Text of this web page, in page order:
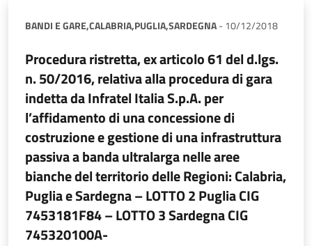
BANDI E GARE,CALABRIA,PUGLIA,SARDEGNA- 10/12/2018
Procedura ristretta, ex articolo 61 del d.lgs.
n. 50/2016, relativa alla procedura di gara
indetta da Infratel Italia S.p.A. per
l’affidamento di una concessione di
costruzione e gestione di una infrastruttura
passiva a banda ultralarga nelle aree
bianche del territorio delle Regioni: Calabria,
Puglia e Sardegna – LOTTO 2 Puglia CIG
7453181F84 – LOTTO 3 Sardegna CIG
745320100A-